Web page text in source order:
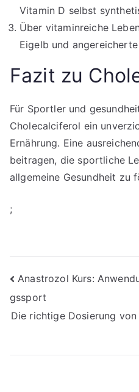
Vitamin D selbst
Über vitaminreiche
Eigelb und
Fazit zu
Für Sportler und
Cholecalciferol ein
Ernährung. Eine
beitragen, die sportliche
allgemeine Gesundheit zu
;
Post
navigation
Anastrozol Kurs:
gssport
Die richtige Dosierung